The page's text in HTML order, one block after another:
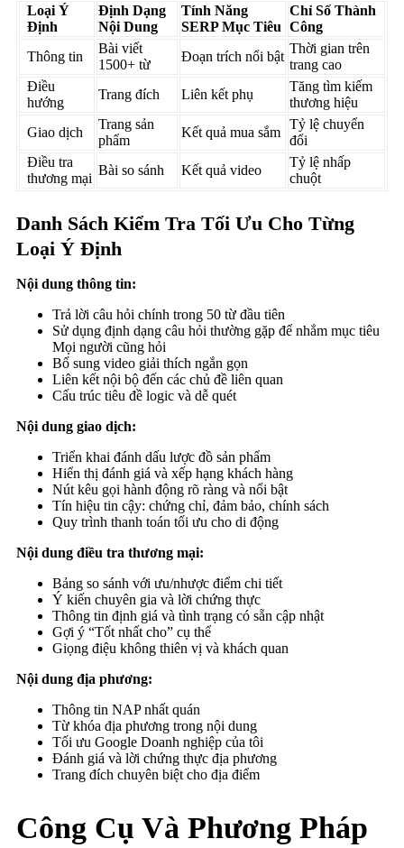
Loại Ý
Định
Định Dạng
Nội Dung
Tính Năng
SERP Mục Tiêu
Chỉ Số Thành
Công
Thông tin
Bài viết
1500+ từ
Đoạn trích nổi bật
Thời gian trên
trang cao
Điều
hướng
Trang đích Liên kết phụ
Tăng tìm kiếm
thương hiệu
Giao dịch
Trang sản
phẩm
Kết quả mua sắm
Tỷ lệ chuyển
đổi
Điều tra
thương mại
Bài so sánh Kết quả video
Tỷ lệ nhấp
chuột
Danh Sách Kiểm Tra Tối Ưu Cho Từng
Loại Ý Định
Nội dung thông tin:
Trả lời câu hỏi chính trong 50 từ đầu tiên
Sử dụng định dạng câu hỏi thường gặp để nhắm mục tiêu
Mọi người cũng hỏi
Bổ sung video giải thích ngắn gọn
Liên kết nội bộ đến các chủ đề liên quan
Cấu trúc tiêu đề logic và dễ quét
Nội dung giao dịch:
Triển khai đánh dấu lược đồ sản phẩm
Hiển thị đánh giá và xếp hạng khách hàng
Nút kêu gọi hành động rõ ràng và nổi bật
Tín hiệu tin cậy: chứng chỉ, đảm bảo, chính sách
Quy trình thanh toán tối ưu cho di động
Nội dung điều tra thương mại:
Bảng so sánh với ưu/nhược điểm chi tiết
Ý kiến chuyên gia và lời chứng thực
Thông tin định giá và tình trạng có sẵn cập nhật
Gợi ý “Tốt nhất cho” cụ thể
Giọng điệu không thiên vị và khách quan
Nội dung địa phương:
Thông tin NAP nhất quán
Từ khóa địa phương trong nội dung
Tối ưu Google Doanh nghiệp của tôi
Đánh giá và lời chứng thực địa phương
Trang đích chuyên biệt cho địa điểm
Công Cụ Và Phương Pháp